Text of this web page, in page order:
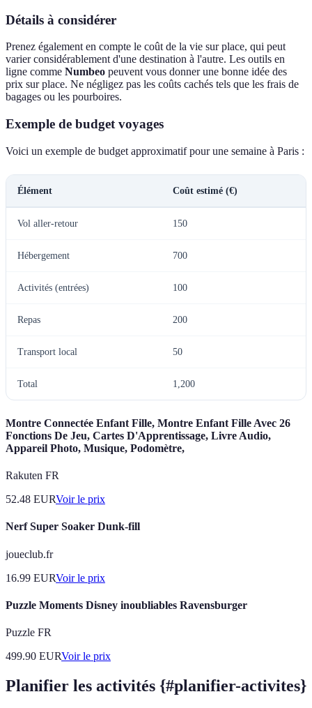
Détails à considérer
Prenez également en compte le coût de la vie sur place, qui peut
varier considérablement d'une destination à l'autre. Les outils en
ligne comme Numbeo peuvent vous donner une bonne idée des
prix sur place. Ne négligez pas les coûts cachés tels que les frais de
bagages ou les pourboires.
Exemple de budget voyages
Voici un exemple de budget approximatif pour une semaine à Paris :
Élément Coût estimé (€)
Vol aller-retour 150
Hébergement 700
Activités (entrées) 100
Repas 200
Transport local 50
Total 1,200
Montre Connectée Enfant Fille, Montre Enfant Fille Avec 26
Fonctions De Jeu, Cartes D'Apprentissage, Livre Audio,
Appareil Photo, Musique, Podomètre,
Rakuten FR
52.48 EURVoir le prix
Nerf Super Soaker Dunk-fill
joueclub.fr
16.99 EURVoir le prix
Puzzle Moments Disney inoubliables Ravensburger
Puzzle FR
499.90 EURVoir le prix
Planifier les activités {#planifier-activites}